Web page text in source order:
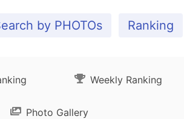
by PHOTOs Ranking
Weekly Ranking
Photo Gallery